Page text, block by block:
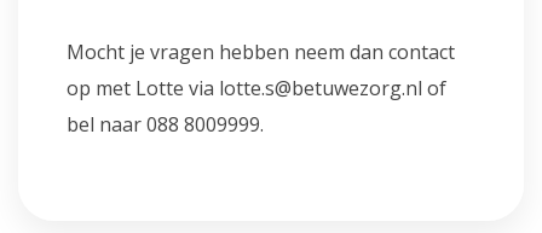
Mocht je vragen hebben neem dan contact
op met Lotte via lotte.s@betuwezorg.nl of
bel naar 088 8009999.